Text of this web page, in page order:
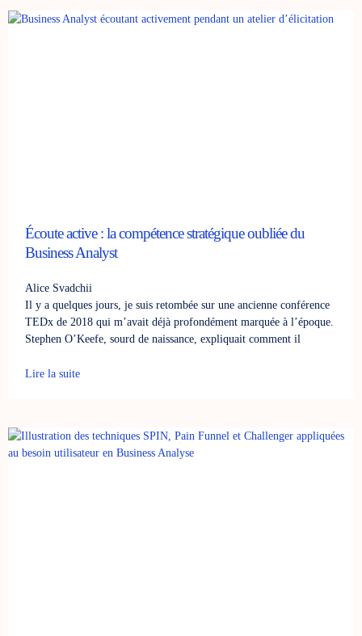
Écoute active : la compétence stratégique oubliée du
Business Analyst
Alice Svadchii
Il y a quelques jours, je suis retombée sur une ancienne conférence
TEDx de 2018 qui m’avait déjà profondément marquée à l’époque.
Stephen O’Keefe, sourd de naissance, expliquait comment il
Lire la suite